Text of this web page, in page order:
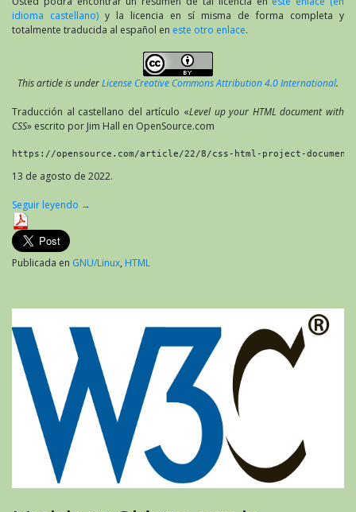
idioma castellano) y la licencia en sí misma de forma completa y
totalmente traducida al español en este otro enlace.
This article is underLicense Creative Commons Attribution 4.0 International.
Traducción al castellano del artículo «Level up your HTML document with
CSS» escrito por Jim Hall en OpenSource.com
https://opensource.com/article/22/8/css-html-project-
13 de agosto de 2022.
Seguir leyendo →
Publicada en GNU/Linux, HTML